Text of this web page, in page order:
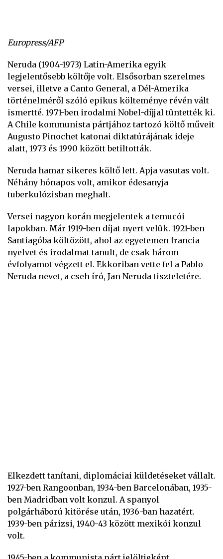
Europress/AFP
Neruda (1904-1973) Latin-Amerika egyik
legjelentősebb költője volt. Elsősorban szerelmes
versei, illetve a Canto General, a Dél-Amerika
történelméről szóló epikus költeménye révén vált
ismertté. 1971-ben irodalmi Nobel-díjjal tüntették ki.
A Chile kommunista pártjához tartozó költő műveit
Augusto Pinochet katonai diktatúrájának ideje
alatt, 1973 és 1990 között betiltották.
Neruda hamar sikeres költő lett. Apja vasutas volt.
Néhány hónapos volt, amikor édesanyja
tuberkulózisban meghalt.
Versei nagyon korán megjelentek a temucói
lapokban. Már 1919-ben díjat nyert velük. 1921-ben
Santiagóba költözött, ahol az egyetemen francia
nyelvet és irodalmat tanult, de csak három
évfolyamot végzett el. Ekkoriban vette fel a Pablo
Neruda nevet, a cseh író, Jan Neruda tiszteletére.
Elkezdett tanítani, diplomáciai küldetéseket vállalt.
1927-ben Rangoonban, 1934-ben Barcelonában, 1935-
ben Madridban volt konzul. A spanyol
polgárháború kitörése után, 1936-ban hazatért.
1939-ben párizsi, 1940-43 között mexikói konzul
volt.